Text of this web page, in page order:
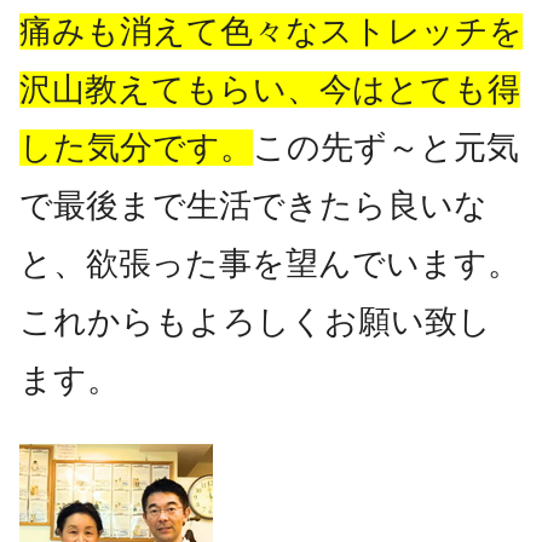
痛みも消えて色々なストレッチを
沢山教えてもらい、今はとても得
した気分です。 この先ず～と元気
で最後まで生活できたら良いな
と、欲張った事を望んでいます。
これからもよろしくお願い致し
ます。